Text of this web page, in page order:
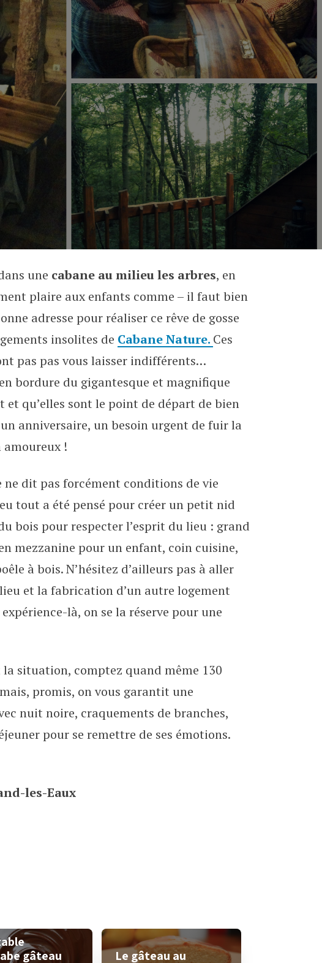
une cabane au milieu les arbres, en
plaire aux enfants comme – il faut bien
adresse pour réaliser ce rêve de gosse
insolites de Cabane Nature. Ces
pas pas vous laisser indifférents…
bordure du gigantesque et magnifique
qu’elles sont le point de départ de bien
anniversaire, un besoin urgent de fuir la
!
dit pas forcément conditions de vie
tout a été pensé pour créer un petit nid
bois pour respecter l’esprit du lieu : grand
mezzanine pour un enfant, coin cuisine,
à bois. N’hésitez d’ailleurs pas à aller
et la fabrication d’un autre logement
là, on se la réserve pour une
situation, comptez quand même 130
promis, on vous garantit une
nuit noire, craquements de branches,
pour se remettre de ses émotions.
les-Eaux
gâteau
Le gâteau au